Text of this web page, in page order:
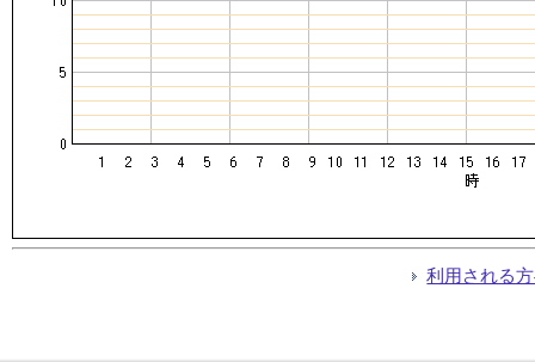
利用される